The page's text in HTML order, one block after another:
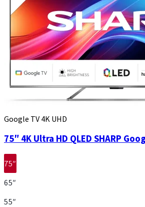
Google TV 4K UHD
75″ 4K Ultra HD QLED SHARP
75″
65″
55″